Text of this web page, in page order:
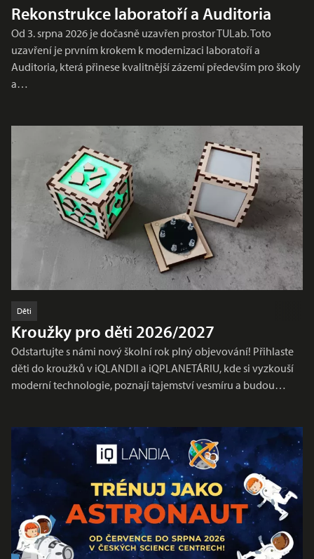
Rekonstrukce laboratoří a Auditoria
Od 3. srpna 2026 je dočasně uzavřen prostor TULab. Toto
uzavření je prvním krokem k modernizaci laboratoří a
Auditoria, která přinese kvalitnější zázemí především pro školy
a…
Děti
Kroužky pro děti 2026/2027
Odstartujte s námi nový školní rok plný objevování! Přihlaste
děti do kroužků v iQLANDII a iQPLANETÁRIU, kde si vyzkouší
moderní technologie, poznají tajemství vesmíru a budou…